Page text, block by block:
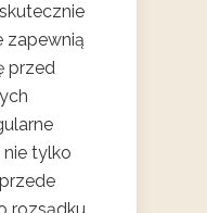
zapewnią
przed
tylko